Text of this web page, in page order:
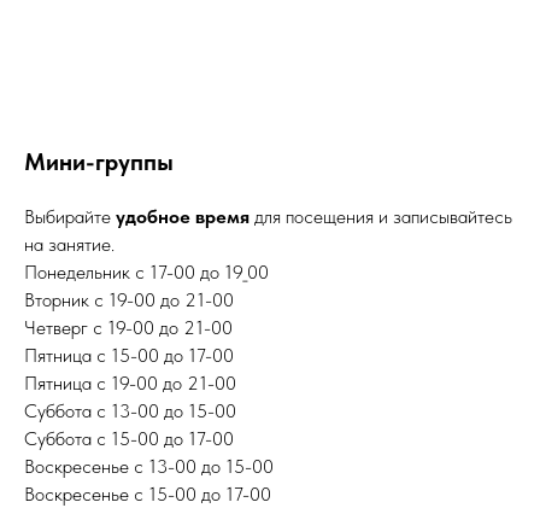
Мини-группы
Выбирайте удобное время для посещения и записывайтесь
на занятие.
Понедельник с 17-00 до 19_00
Вторник с 19-00 до 21-00
Четверг с 19-00 до 21-00
Пятница с 15-00 до 17-00
Пятница с 19-00 до 21-00
Суббота с 13-00 до 15-00
Суббота с 15-00 до 17-00
Воскресенье с 13-00 до 15-00
Воскресенье с 15-00 до 17-00